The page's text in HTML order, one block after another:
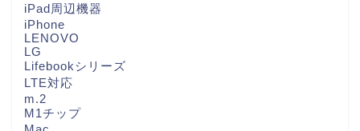
iPad周辺機器
iPhone
LENOVO
LG
Lifebookシリーズ
LTE対応
m.2
M1チップ